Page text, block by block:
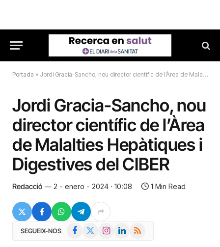
Portada » Jordi Gracia-Sancho, nou director científic de l’Àrea de Malalties Hepàtiques i Digestives del CIBER
Jordi Gracia-Sancho, nou
director científic de l’Àrea
de Malalties Hepàtiques i
Digestives del CIBER
Redacció 2 - enero - 2024 · 10:08 1 Min Read
SEGUEIX-NOS Facebook InstagramLinkedIn
RSS